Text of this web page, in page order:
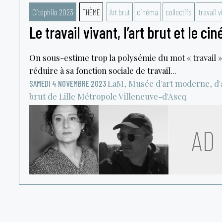
Citéphilo 2023 THÈME Art brut cinéma collectifs travail
Le travail vivant, l’art brut et le
On sous-estime trop la polysémie du mot « travail
réduire à sa fonction sociale de travail...
SAMEDI 4 NOVEMBRE 2023 LaM, Musée d'art moderne,
brut de Lille MétropoleVilleneuve-d'Ascq
AD